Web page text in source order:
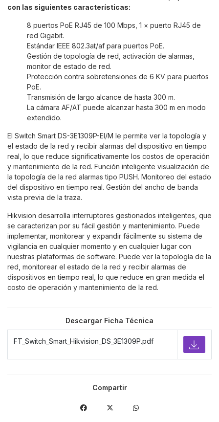
con las siguientes características:
8 puertos PoE RJ45 de 100 Mbps, 1 × puerto RJ45 de
red Gigabit.
Estándar IEEE 802.3at/af para puertos PoE.
Gestión de topología de red, activación de alarmas,
monitor de estado de red.
Protección contra sobretensiones de 6 KV para puertos
PoE.
Transmisión de largo alcance de hasta 300 m.
La cámara AF/AT puede alcanzar hasta 300 m en modo
extendido.
El Switch Smart DS-3E1309P-EI/M le permite ver la topología y
el estado de la red y recibir alarmas del dispositivo en tiempo
real, lo que reduce significativamente los costos de operación
y mantenimiento de la red. Función inteligente visualización de
la topología de la red alarmas tipo PUSH. Monitoreo del estado
del dispositivo en tiempo real. Gestión del ancho de banda
vista previa de la traza.
Hikvision desarrolla interruptores gestionados inteligentes, que
se caracterizan por su fácil gestión y mantenimiento. Puede
implementar, monitorear y expandir fácilmente su sistema de
vigilancia en cualquier momento y en cualquier lugar con
nuestras plataformas de software. Puede ver la topología de la
red, monitorear el estado de la red y recibir alarmas de
dispositivos en tiempo real, lo que reduce en gran medida el
costo de operación y mantenimiento de la red.
Descargar Ficha Técnica
FT_Switch_Smart_Hikvision_DS_3E1309P.pdf
Compartir